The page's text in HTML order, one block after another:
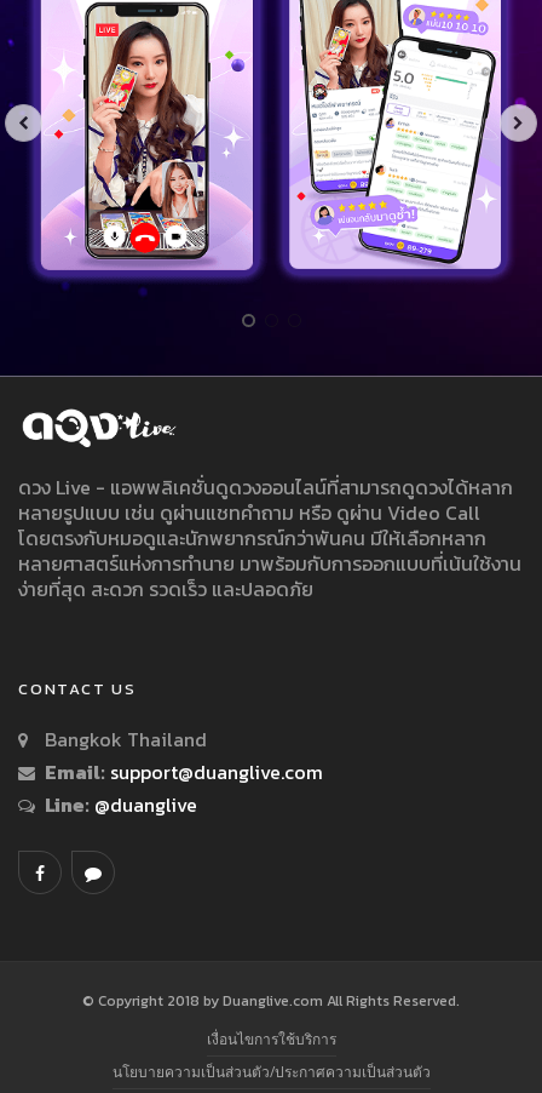
ดวง Live - แอพพลิเคชั่นดูดวงออนไลน์ที่สามารถดูดวงได้หลาก
หลายรูปแบบ เช่น ดูผ่านแชทคำถาม หรือ ดูผ่าน Video Call
โดยตรงกับหมอดูและนักพยากรณ์กว่าพันคน มีให้เลือกหลาก
หลายศาสตร์แห่งการทำนาย มาพร้อมกับการออกแบบที่เน้นใช้งาน
ง่ายที่สุด สะดวก รวดเร็ว และปลอดภัย
CONTACT US
Bangkok Thailand
Email: support@duanglive.com
Line: @duanglive
© Copyright 2018 by Duanglive.com All Rights Reserved.
เงื่อนไขการใช้บริการ
นโยบายความเป็นส่วนตัว/ประกาศความเป็นส่วนตัว